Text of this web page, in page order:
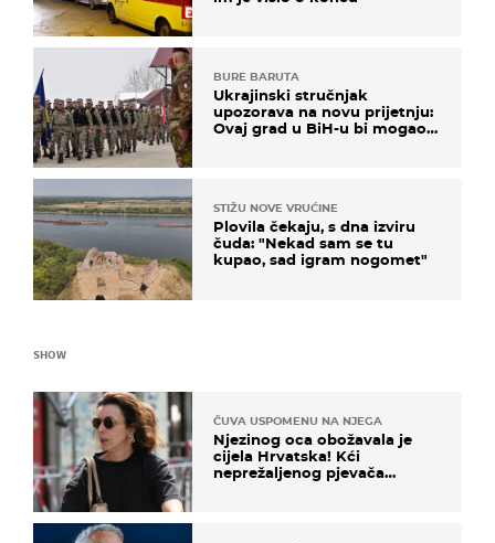
BURE BARUTA
Ukrajinski stručnjak
upozorava na novu prijetnju:
Ovaj grad u BiH-u bi mogao
STIŽU NOVE VRUĆINE
Plovila čekaju, s dna izviru
čuda: "Nekad sam se tu
kupao, sad igram nogomet"
SHOW
ČUVA USPOMENU NA NJEGA
Njezinog oca obožavala je
cijela Hrvatska! Kći
neprežaljenog pjevača